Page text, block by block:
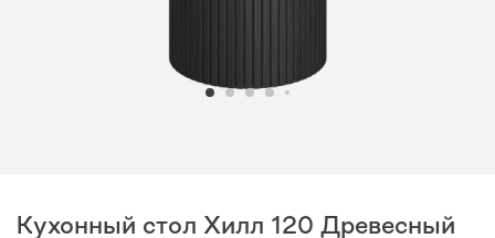
Кухонный стол Хилл 120 Древесный